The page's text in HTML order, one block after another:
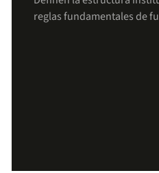
reglas fundamentales de